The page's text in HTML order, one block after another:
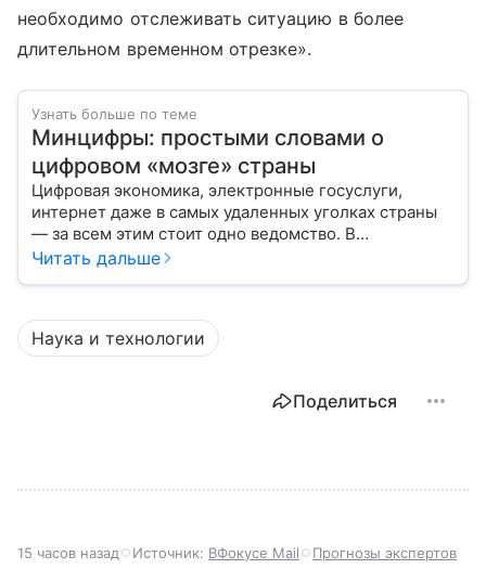
необходимо отслеживать ситуацию в более
длительном временном отрезке».
Узнать больше по теме
Минцифры: простыми словами о
цифровом «мозге» страны
Цифровая экономика, электронные госуслуги,
интернет даже в самых удаленных уголках страны
— за всем этим стоит одно ведомство. В
повседневной речи его называют просто
цифровой «мозг» России, который отвечает за
развитие технологий, связь и информационную
среду. В статье разберем, что такое Минцифры, чем
Читать дальше
Наука и технологии
Поделиться
15 часов назад Источник: ВФокусе Mail Прогнозы экспертов